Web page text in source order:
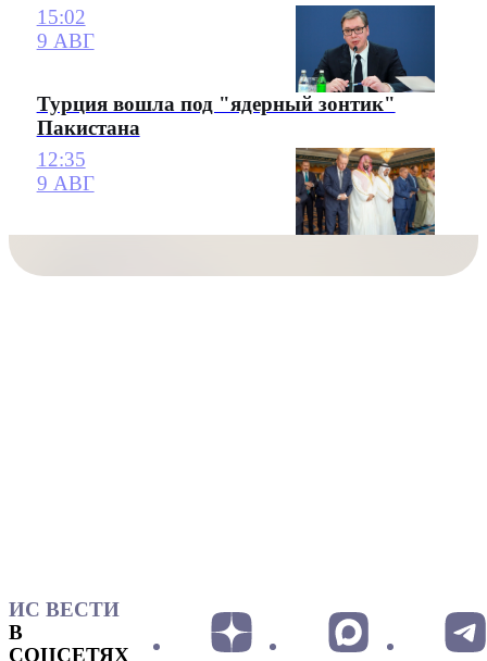
15:02
9 АВГ
Турция вошла под "ядерный зонтик"
Пакистана
12:35
9 АВГ
ИС ВЕСТИ
В
СОЦСЕТЯХ